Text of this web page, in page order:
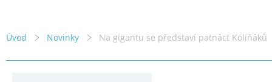
Úvod Novinky Na gigantu se představí patnáct Kolíňáků